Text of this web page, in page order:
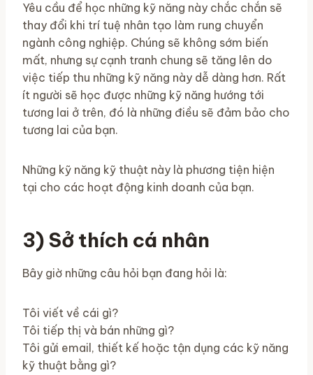
Yêu cầu để học những kỹ năng này chắc chắn sẽ
thay đổi khi trí tuệ nhân tạo làm rung chuyển
ngành công nghiệp. Chúng sẽ không sớm biến
mất, nhưng sự cạnh tranh chung sẽ tăng lên do
việc tiếp thu những kỹ năng này dễ dàng hơn. Rất
ít người sẽ học được những kỹ năng hướng tới
tương lai ở trên, đó là những điều sẽ đảm bảo cho
tương lai của bạn.
Những kỹ năng kỹ thuật này là phương tiện hiện
tại cho các hoạt động kinh doanh của bạn.
3) Sở thích cá nhân
Bây giờ những câu hỏi bạn đang hỏi là:
Tôi viết về cái gì?
Tôi tiếp thị và bán những gì?
Tôi gửi email, thiết kế hoặc tận dụng các kỹ năng
kỹ thuật bằng gì?